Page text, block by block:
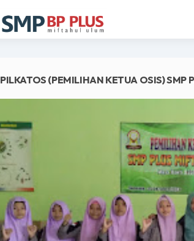
PILKATOS (PEMILIHAN KETUA OSIS) SMP